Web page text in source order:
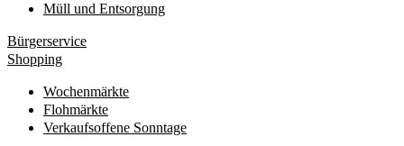
Müll und Entsorgung
Bürgerservice
Shopping
Wochenmärkte
Flohmärkte
Verkaufsoffene Sonntage